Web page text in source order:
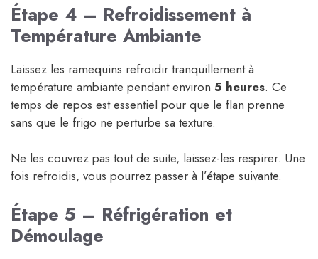
Étape 4 – Refroidissement à
Température Ambiante
Laissez les ramequins refroidir tranquillement à
température ambiante pendant environ 5 heures. Ce
temps de repos est essentiel pour que le flan prenne
sans que le frigo ne perturbe sa texture.
Ne les couvrez pas tout de suite, laissez-les respirer. Une
fois refroidis, vous pourrez passer à l’étape suivante.
Étape 5 – Réfrigération et
Démoulage